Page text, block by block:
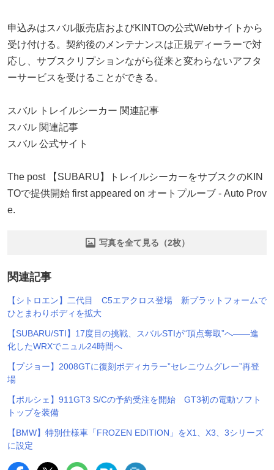
申込みはスバル販売店およびKINTOの公式Webサイトから
受け付ける。契約後のメンテナンスは正規ディーラーで対
応し、サブスクリプションながら従来と変わらないアフタ
ーサービスを受けることができる。
スバル トレイルシーカー 関連記事
スバル 関連記事
スバル 公式サイト
The post 【SUBARU】トレイルシーカーをサブスクのKIN
TOで提供開始 first appeared on オートプルーブ - Auto Prov
e.
写真を全て見る（2枚）
関連記事
【シトロエン】二代目 C5エアクロス登場 新プラットフォームで
ひとまわりボディを拡大
【SUBARU/STI】17度目の挑戦、スバルSTIが“頂点奪取”へ――進
化したWRXでニュル24時間へ
【プジョー】2008GTに復刻ボディカラー”セレニウムグレー”再登
場
【ポルシェ】911GT3 S/Cの予約受注を開始 GT3初の電動ソフト
トップを装備
【BMW】特別仕様車「FROZEN EDITION」をX1、X3、3シリーズ
に設定